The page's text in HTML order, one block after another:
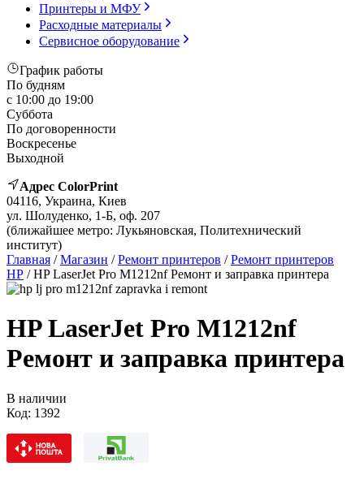
Принтеры и МФУ
Расходные материалы
Сервисное оборудование
График работы
По будням
с 10:00 до 19:00
Суббота
По договоренности
Воскресенье
Выходной
Адрес ColorPrint
04116, Украина, Киев
ул. Шолуденко, 1-Б, оф. 207
(ближайшее метро: Лукьяновская, Политехнический
институт)
Главная /Магазин /Ремонт принтеров /Ремонт принтеров
HP / HP LaserJet Pro M1212nf Ремонт и заправка принтера
HP LaserJet Pro M1212nf
Ремонт и заправка принтера
В наличии
Код: 1392